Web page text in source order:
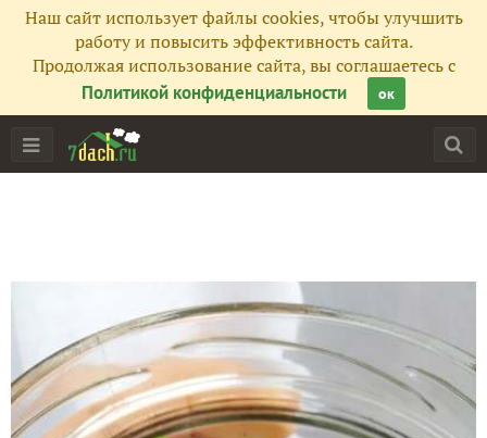
Наш сайт использует файлы cookies, чтобы улучшить
работу и повысить эффективность сайта.
Продолжая использование сайта, вы соглашаетесь с
Политикой конфиденциальности
ок